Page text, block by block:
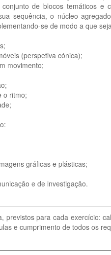
de blocos temáticos
sequência, o núcleo
se de modo a que
(perspetiva cónica);
movimento;
o ritmo;
gráficas e plásticas;
e de investigação.
previstos para cada exercício:
e cumprimento de todos os